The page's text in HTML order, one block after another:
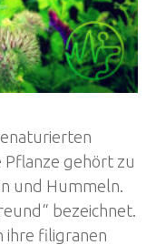
Pflanze gehört zu
und Hummeln.
bezeichnet.
ihre filigranen